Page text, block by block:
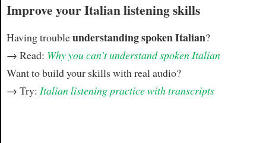
Improve your Italian listening skills
Having troubleunderstanding spoken Italian?
→ Read: Why you can't understand spoken Italian
Want to build your skills with real audio?
→ Try: Italian listening practice with transcripts